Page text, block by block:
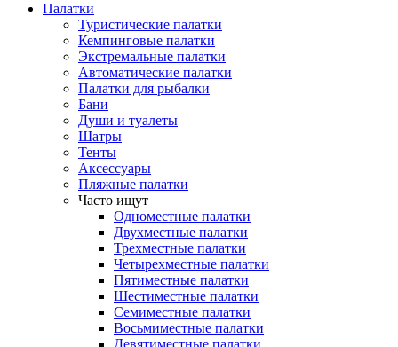
Палатки
Туристические палатки
Кемпинговые палатки
Экстремальные палатки
Автоматические палатки
Палатки для рыбалки
Бани
Души и туалеты
Шатры
Тенты
Аксессуары
Пляжные палатки
Часто ищут
Одноместные палатки
Двухместные палатки
Трехместные палатки
Четырехместные палатки
Пятиместные палатки
Шестиместные палатки
Семиместные палатки
Восьмиместные палатки
Девятиместные палатки